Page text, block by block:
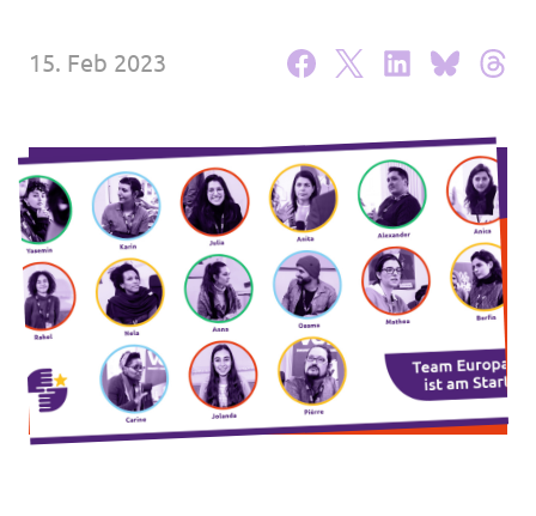
Unsere Events
Unterstützungsunterschriften
Mache bei Volt mit!
Deine Spende an Volt Berlin
Newsticker BVV
Jobs bei Volt Deutschland
15. Feb 2023